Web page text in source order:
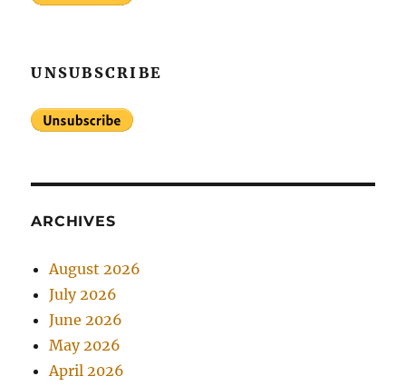
UNSUBSCRIBE
ARCHIVES
August 2026
July 2026
June 2026
May 2026
April 2026